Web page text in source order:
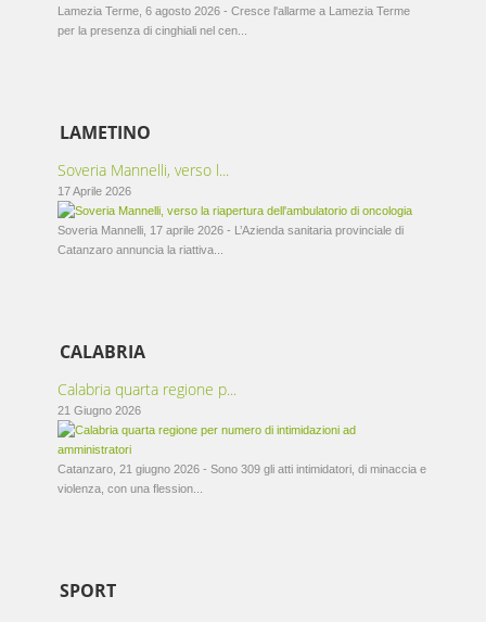
Lamezia Terme, 6 agosto 2026 - Cresce l'allarme a Lamezia Terme
per la presenza di cinghiali nel cen...
LAMETINO
Soveria Mannelli, verso l...
17 Aprile 2026
Soveria Mannelli, 17 aprile 2026 - L’Azienda sanitaria provinciale di
Catanzaro annuncia la riattiva...
CALABRIA
Calabria quarta regione p...
21 Giugno 2026
Catanzaro, 21 giugno 2026 - Sono 309 gli atti intimidatori, di minaccia e
violenza, con una flession...
SPORT